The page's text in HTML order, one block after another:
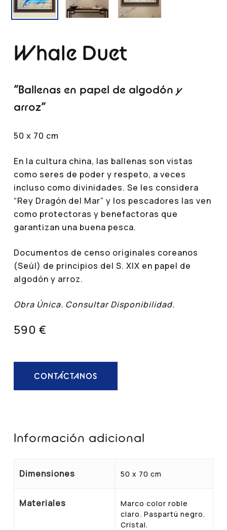
Whale Duet
“Ballenas en papel de algodón y
arroz”
50 x 70 cm
En la cultura china, las ballenas son vistas
como seres de poder y respeto, a veces
incluso como divinidades. Se les considera
“Rey Dragón del Mar” y los pescadores las ven
como protectoras y benefactoras que
garantizan una buena pesca.
Documentos de censo originales coreanos
(Seúl) de principios del S. XIX en papel de
algodón y arroz.
Obra Única. Consultar Disponibilidad.
590 €
CONTÁCTANOS
Información adicional
Dimensiones 50 x 70 cm
Materiales
Marco color roble
claro. Paspartú negro.
Cristal.